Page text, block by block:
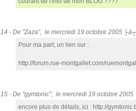
14 - De "Zaza", le mercredi 19 octobre 2005
Pour ma part, un lien sur :
http://forum.rue-montgallet.com/
15 - De "gymtonic", le mercredi 19 octobre
encore plus de détails, ici : http://